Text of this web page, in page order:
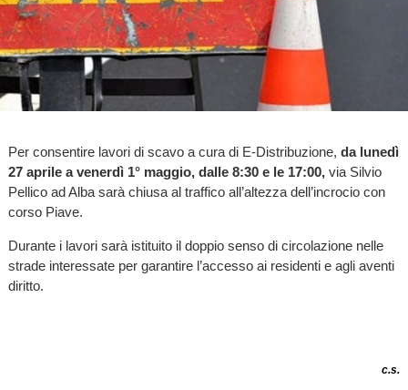
Per consentire lavori di scavo a cura di E-Distribuzione, da lunedì
27 aprile a venerdì 1° maggio, dalle 8:30 e le 17:00, via Silvio
Pellico ad Alba sarà chiusa al traffico all’altezza dell’incrocio con
corso Piave.
Durante i lavori sarà istituito il doppio senso di circolazione nelle
strade interessate per garantire l’accesso ai residenti e agli aventi
diritto.
c.s.